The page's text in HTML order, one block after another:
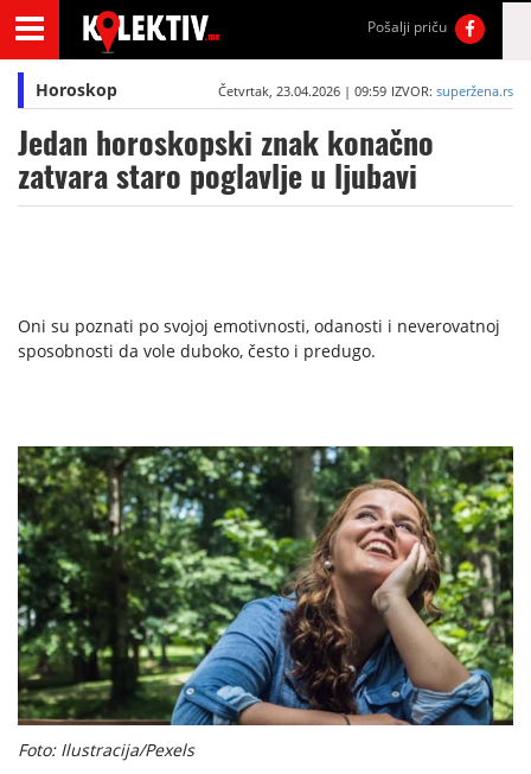
Pošalji priču
Horoskop Četvrtak, 23.04.2026 | 09:59 IZVOR: superžena.rs
Jedan horoskopski znak konačno
zatvara staro poglavlje u ljubavi
Oni su poznati po svojoj emotivnosti, odanosti i neverovatnoj
sposobnosti da vole duboko, često i predugo.
Foto: Ilustracija/Pexels